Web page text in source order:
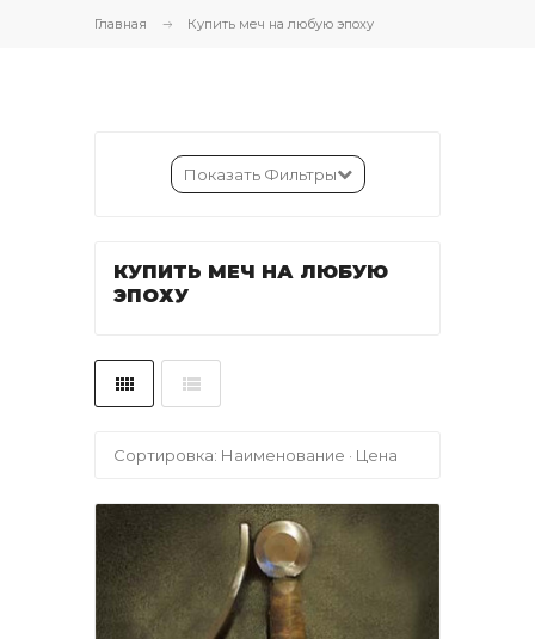
Главная Купить меч на любую эпоху
Показать Фильтры
КУПИТЬ МЕЧ НА ЛЮБУЮ
ЭПОХУ
Сортировка: Наименование · Цена